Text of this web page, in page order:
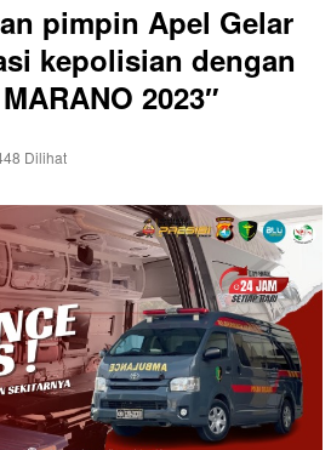
pimpin Apel Gelar
kepolisian dengan
2023″
Dilihat